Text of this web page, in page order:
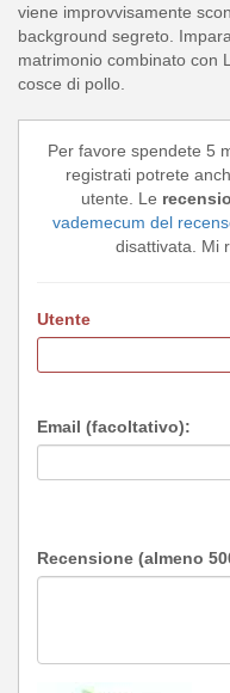
viene improvvisamente
background segreto.
matrimonio combinato con
cosce di pollo.
Per favore spendete 5
registrati potrete
utente. Le
vademecum del
disattivata. Mi
Utente
Email (facoltativo):
Recensione (almeno